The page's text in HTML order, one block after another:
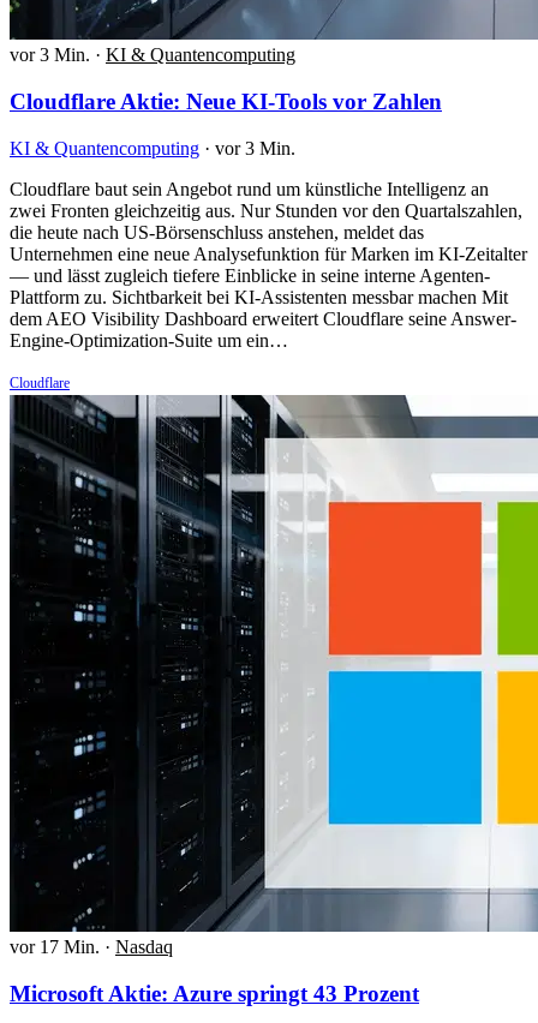
vor 3 Min. · KI & Quantencomputing
Cloudflare Aktie: Neue KI-Tools vor Zahlen
KI & Quantencomputing · vor 3 Min.
Cloudflare baut sein Angebot rund um künstliche Intelligenz an
zwei Fronten gleichzeitig aus. Nur Stunden vor den Quartalszahlen,
die heute nach US-Börsenschluss anstehen, meldet das
Unternehmen eine neue Analysefunktion für Marken im KI-Zeitalter
— und lässt zugleich tiefere Einblicke in seine interne Agenten-
Plattform zu. Sichtbarkeit bei KI-Assistenten messbar machen Mit
dem AEO Visibility Dashboard erweitert Cloudflare seine Answer-
Engine-Optimization-Suite um ein…
Cloudflare
vor 17 Min. · Nasdaq
Microsoft Aktie: Azure springt 43 Prozent